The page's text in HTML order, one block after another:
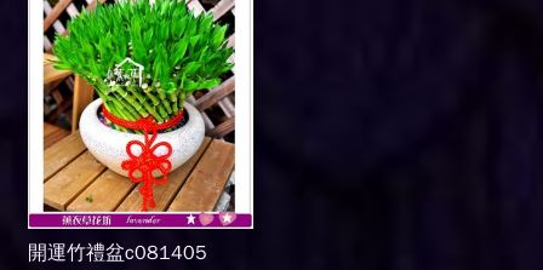
開運竹禮盆c081405